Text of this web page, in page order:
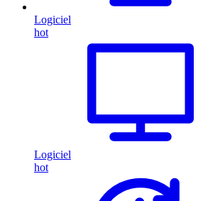
Logiciel
hot
Logiciel
hot